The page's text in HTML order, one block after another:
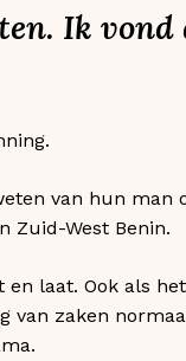
Ik vond
van hun man
Zuid-West Benin.
laat. Ook als
van zaken